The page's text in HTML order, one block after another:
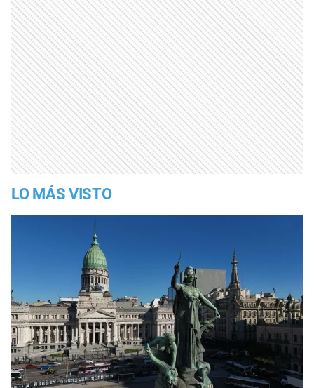
LO MÁS VISTO